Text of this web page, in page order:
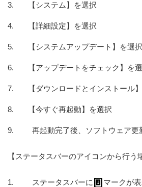
【システム】を選択
【詳細設定】を選択
【システムアップデート】を選択
【アップデートをチェック】を
【ダウンロードとインストール
【今すぐ再起動】を選択
再起動完了後、ソフトウェア更
【ステータスバーのアイコンから行う
ステータスバーに
マークが